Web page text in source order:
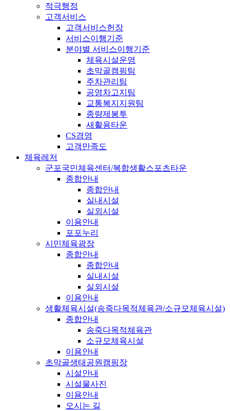
적극행정
고객서비스
고객서비스헌장
서비스이행기준
분야별 서비스이행기준
체육시설운영
초막골캠핑팀
주차관리팀
공영차고지팀
교통복지지원팀
종량제봉투
새활용타운
CS경영
고객만족도
체육레저
군포국민체육센터/복합생활스포츠타운
종합안내
종합안내
실내시설
실외시설
이용안내
포포누리
시민체육광장
종합안내
종합안내
실내시설
실외시설
이용안내
생활체육시설(송죽다목적체육관/소규모체육시설)
종합안내
송죽다목적체육관
소규모체육시설
이용안내
초막골생태공원캠핑장
시설안내
시설물사진
이용안내
오시는 길